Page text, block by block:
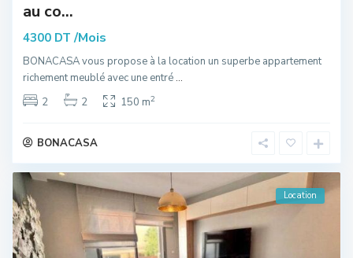
au co...
4300 DT /Mois
BONACASA vous propose à la location un superbe appartement
richement meublé avec une entré...
2
2 150 m2
BONACASA
Location